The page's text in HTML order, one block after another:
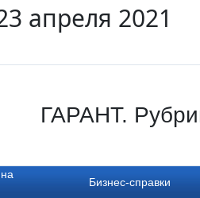
апреля 2021
ГАРАНТ.
Бизнес-справки